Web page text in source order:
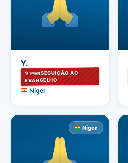
Y.
✞ PERSEGUIÇÃO AO
EVANGELHO
Níger
Níger